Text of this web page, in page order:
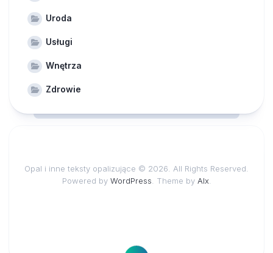
Uroda
Usługi
Wnętrza
Zdrowie
Opal i inne teksty opalizujące © 2026. All Rights Reserved.
Powered by WordPress . Theme by Alx